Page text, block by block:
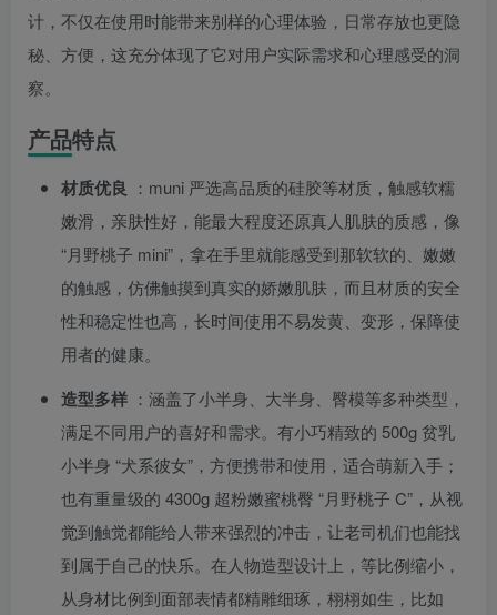
计，不仅在使用时能带来别样的心理体验，日常存放也更隐
秘、方便，这充分体现了它对用户实际需求和心理感受的洞
察。
产品特点
材质优良 ：muni 严选高品质的硅胶等材质，触感软糯
嫩滑，亲肤性好，能最大程度还原真人肌肤的质感，像
“月野桃子 mini”，拿在手里就能感受到那软软的、嫩嫩
的触感，仿佛触摸到真实的娇嫩肌肤，而且材质的安全
性和稳定性也高，长时间使用不易发黄、变形，保障使
用者的健康。
造型多样 ：涵盖了小半身、大半身、臀模等多种类型，
满足不同用户的喜好和需求。有小巧精致的 500g 贫乳
小半身 “犬系彼女”，方便携带和使用，适合萌新入手；
也有重量级的 4300g 超粉嫩蜜桃臀 “月野桃子 C”，从视
觉到触觉都能给人带来强烈的冲击，让老司机们也能找
到属于自己的快乐。在人物造型设计上，等比例缩小，
从身材比例到面部表情都精雕细琢，栩栩如生，比如